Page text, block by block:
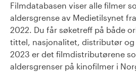
Filmdatabasen viser alle filmer
aldersgrense av Medietilsynet
2022. Du får søketreff på både
tittel, nasjonalitet, distributør og
2023 er det filmdistributørene
aldersgrenser på kinofilmer i